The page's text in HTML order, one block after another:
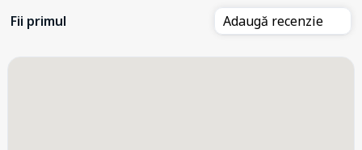
Fii primul Adaugă recenzie